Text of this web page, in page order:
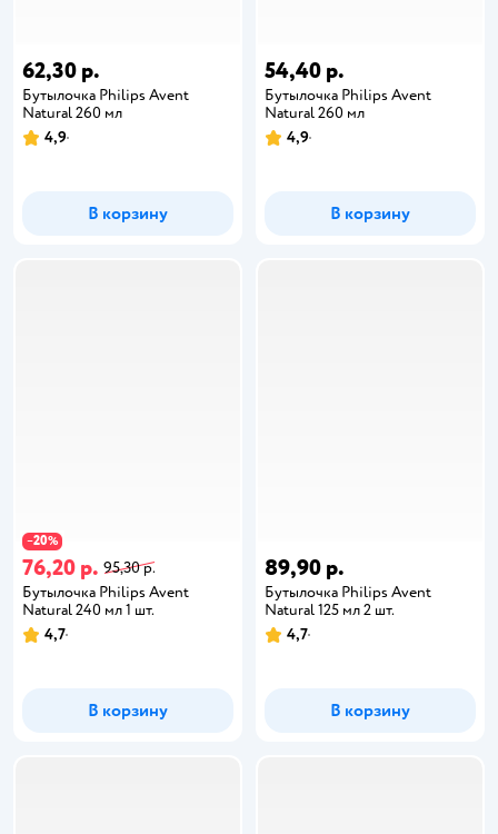
62,30 р.
Бутылочка Philips Avent
Natural 260 мл
4,9
В корзину
54,40 р.
Бутылочка Philips Avent
Natural 260 мл
4,9
В корзину
−20%
76,20 р. 95,30 р.
Бутылочка Philips Avent
Natural 240 мл 1 шт.
4,7
В корзину
89,90 р.
Бутылочка Philips Avent
Natural 125 мл 2 шт.
4,7
В корзину